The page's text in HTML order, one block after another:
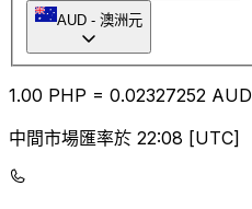
AUD - 澳洲元
1.00 PHP = 0.02327252 AUD
中間市場匯率於 22:08 [UTC]